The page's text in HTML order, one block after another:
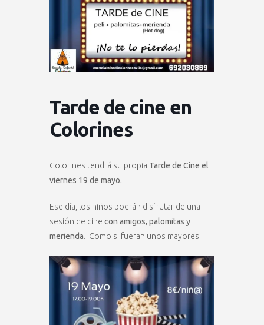
Tarde de cine en
Colorines
Colorines tendrá su propia Tarde de Cine el
viernes 19 de mayo.
Ese día, los niños podrán disfrutar de una
sesión de cine con amigos, palomitas y
merienda. ¡Como si fueran unos mayores!